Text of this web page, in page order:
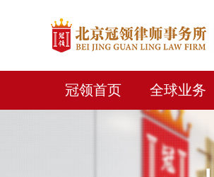
冠领首页 全球业务